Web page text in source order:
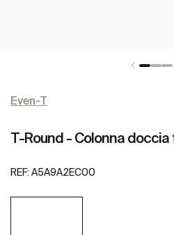
Even-T
T-Round - Colonna
REF: A5A9A2EC00